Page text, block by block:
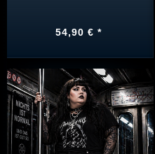
54,90 € *